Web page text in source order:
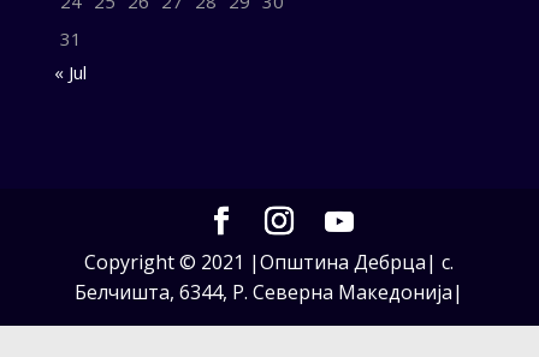
31
« Jul
Copyright © 2021 |Општина Дебрца| с.
Белчишта, 6344, Р. Северна Македонија|